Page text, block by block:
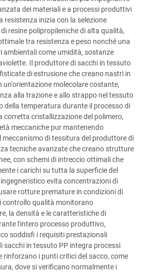
dei materiali e a processi produttivi
resistenza inizia con la selezione
resine polipropileniche di alta qualità,
tra resistenza e peso nonché una
ambientali come umidità, sostanze
Il produttore di sacchi in tessuto
di estrusione che creano nastri in
un'orientazione molecolare costante,
alla trazione e allo strappo nel tessuto
della temperatura durante il processo di
corretta cristallizzazione del polimero,
meccaniche pur mantenendo
di tessitura del produttore di
tecniche avanzate che creano strutture
con schemi di intreccio ottimali che
i carichi su tutta la superficie del
evita concentrazioni di
rotture premature in condizioni di
controllo qualità monitorano
la densità e le caratteristiche di
l'intero processo produttivo,
soddisfi i requisiti prestazionali
sacchi in tessuto PP integra processi
i punti critici del sacco, come
dove si verificano normalmente i